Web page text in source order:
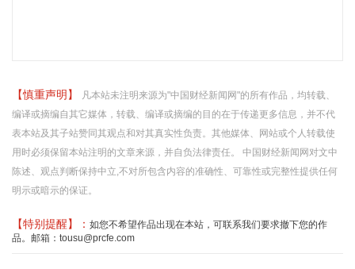
【慎重声明】
凡本站未注明来源为"中国财经新闻网"的所有作品，均转载、
编译或摘编自其它媒体，转载、编译或摘编的目的在于传递更多信息，并不代
表本站及其子站赞同其观点和对其真实性负责。其他媒体、网站或个人转载使
用时必须保留本站注明的文章来源，并自负法律责任。 中国财经新闻网对文中
陈述、观点判断保持中立,不对所包含内容的准确性、可靠性或完整性提供任何
明示或暗示的保证。
【特别提醒】： 如您不希望作品出现在本站，可联系我们要求撤下您的作
品。邮箱：tousu@prcfe.com